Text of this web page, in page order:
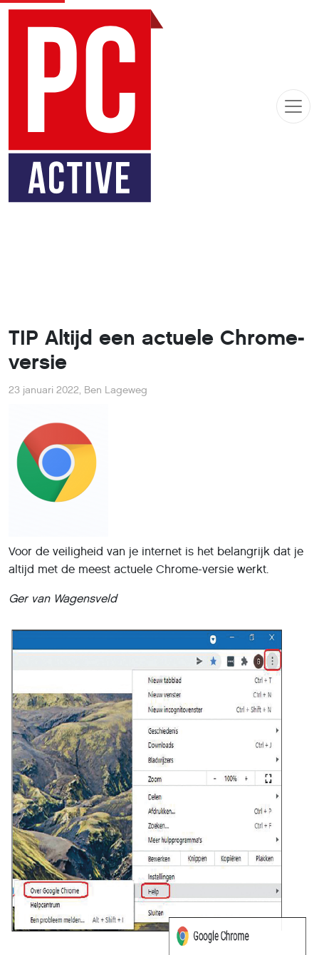
TIP Altijd een actuele Chrome-
versie
23 januari 2022, Ben Lageweg
Voor de veiligheid van je internet is het belangrijk dat je
altijd met de meest actuele Chrome-versie werkt.
Ger van Wagensveld